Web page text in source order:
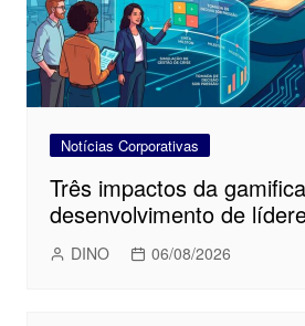
Notícias Corporativas
Três impactos da
desenvolvimento de
DINO 06/08/2026